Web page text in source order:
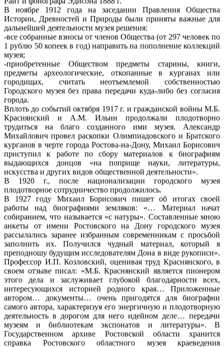
В ноябре 1912 года на заседании Правления Общества
Истории, Древностей и Природы были приняты важные для
дальнейшей деятельности музея решения:
-все собранные взносы от членов Общества (от 297 человек по
1 рублю 50 копеек в год) направить на пополнение коллекций
музея;
-приобретенные Обществом предметы старины, книги,
предметы археологические, откопанные в курганах или
городищах, считать неотъемлемой собственностью
Городского музея без права передачи куда-либо без согласия
города.
Вплоть до событий октября 1917 г. и гражданской войны М.Б.
Краснянский и А.М. Ильин продолжали плодотворно
трудиться на благо созданного ими музея. Александр
Михайлович провел раскопки Олимпиадовского и Братского
курганов в черте города Ростова-на-Дону, Михаил Борисович
приступил к работе по сбору материалов к биографиям
выдающихся донцов «на поприще науки, литературы,
искусства и других видов общественной деятельности».
В 1920 г., после национализации городского музея
плодотворное сотрудничество продолжилось.
В 1927 году Михаил Борисович пишет об итогах своей
работы над биографиями земляков: «… Материал начат
собиранием, что называется «с натуры». Составленные мною
анкеты от имени Ростовского на Дону городского музея
рассылались заранее избранным современникам с просьбой
заполнить их. Получился чудный материал, который я
преподношу будущим исследователям Дона в виде рукописи».
Профессор И.П. Козловский, оценивая труд Краснянского, в
своем отзыве писал: «М.Б. Краснянский является пионером
этого дела и заслуживает глубокой благодарности всех,
интересующихся историей родного края… Приложенные
автором… документы… очень пригодятся для биографии
самого автора, характеризуя его энергичную и плодотворную
деятельность в дорогом для него идейном деле… передачи
музеям и библиотекам экспонатов и литературы». В
Государственном архиве Ростовской области хранится
справка Ростовского областного музея краеведения